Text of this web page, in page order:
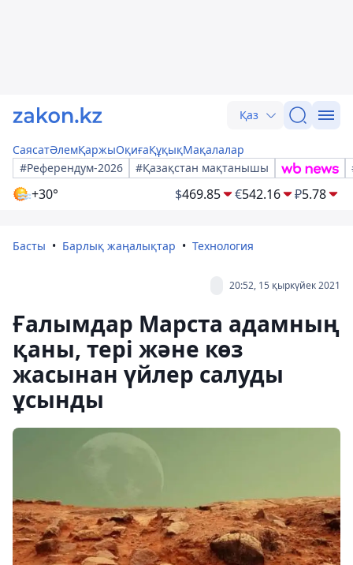
Қаз
СаясатӘлемҚаржыОқиғаҚұқықМақалалар
#Референдум-2026
#Қазақстан мақтанышы
+30° $469.85 €542.16 ₽5.78
Басты Барлық жаңалықтар Технология
20:52, 15 қыркүйек 2021
Ғалымдар Марста адамның
қаны, тері және көз
жасынан үйлер салуды
ұсынды